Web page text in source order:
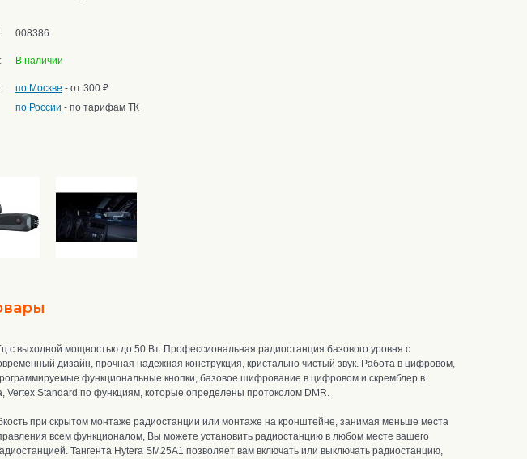
008386
В наличии
по Москве - от 300 ₽
по России - по тарифам ТК
выходной мощностью до 50 Вт. Профессиональная радиостанция базового уровня с
дизайн, прочная надежная конструкция, кристально чистый звук. Работа в цифровом,
функциональные кнопки, базовое шифрование в цифровом и скремблер в
Standard по функциям, которые определены протоколом DMR.
при скрытом монтаже радиостанции или монтаже на кронштейне, занимая меньше места
всем функционалом, Вы можете установить радиостанцию в любом месте вашего
Тангента Hytera SM25A1 позволяет вам включать или выключать радиостанцию,